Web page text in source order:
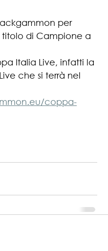
per
titolo di Campione a
Italia Live, infatti la
che si terrà nel
coppa-